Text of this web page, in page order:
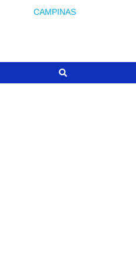
CAMPINAS